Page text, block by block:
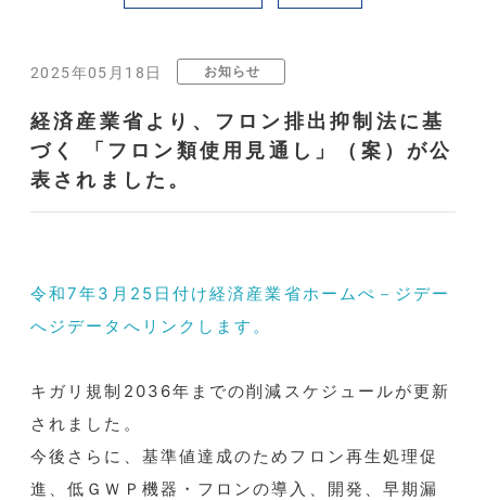
2025年05月18日 お知らせ
経済産業省より、フロン排出抑制法に基
づく 「フロン類使用見通し」（案）が公
表されました。
令和7年3月25日付け経済産業省ホームぺ－ジデー
へジデータへリンクします。
キガリ規制2036年までの削減スケジュールが更新
されました。
今後さらに、基準値達成のためフロン再生処理促
進、低ＧＷＰ機器・フロンの導入、開発、早期漏